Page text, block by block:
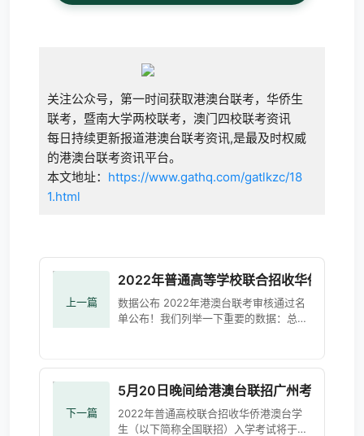
关注公众号，第一时间获取港澳台联考，华侨生
联考，暨南大学两校联考，澳门四校联考资讯
每日持续更新报道港澳台联考资讯,是最及时权威
的港澳台联考资讯平台。
本文地址： https://www.gathq.com/gatlkzc/18
1.html
上一篇
2022年普通高等学校联合招收华侨港澳
数据公布 2022年港澳台联考​审核通过名
单公布！我们列举一下重要的数据​：总共
下一篇
5月20日晚间给港澳台联招广州考区考生
2022年普通高校联合招收华侨港澳台学
生（以下简称全国联招）入学考试将于明